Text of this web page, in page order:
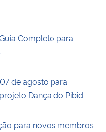
Completo para
07 de agosto para
Dança do Pibid
para novos membros